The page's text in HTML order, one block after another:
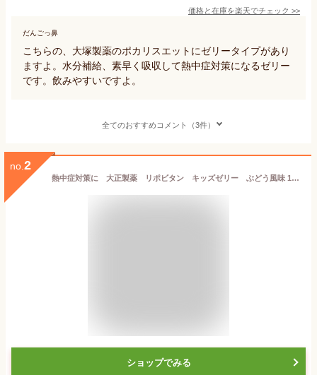
価格と在庫を楽天でチェック >>
だんごっ鼻
こちらの、大塚製薬のポカリスエットにゼリータイプがあり
ますよ。水分補給、素早く吸収して熱中症対策になるゼリー
です。飲みやすいですよ。
全てのおすすめコメント（3件）
no. 2
熱中症対策に 大正製薬 リポビタン キッズゼリー ぶどう風味 125g 30入 【デザインはお選びいただけません】 熱中症対策 ゼリー ゼリー飲料 栄養補給 残暑 酷暑 猛暑
ショップでみる